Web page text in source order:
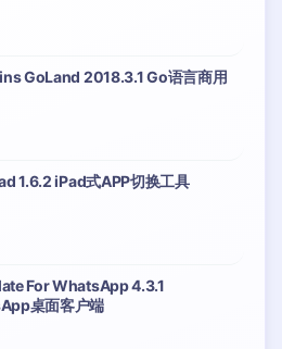
GoLand 2018.3.1 Go语言商用
1.6.2 iPad式APP切换工具
For WhatsApp 4.3.1
桌面客户端